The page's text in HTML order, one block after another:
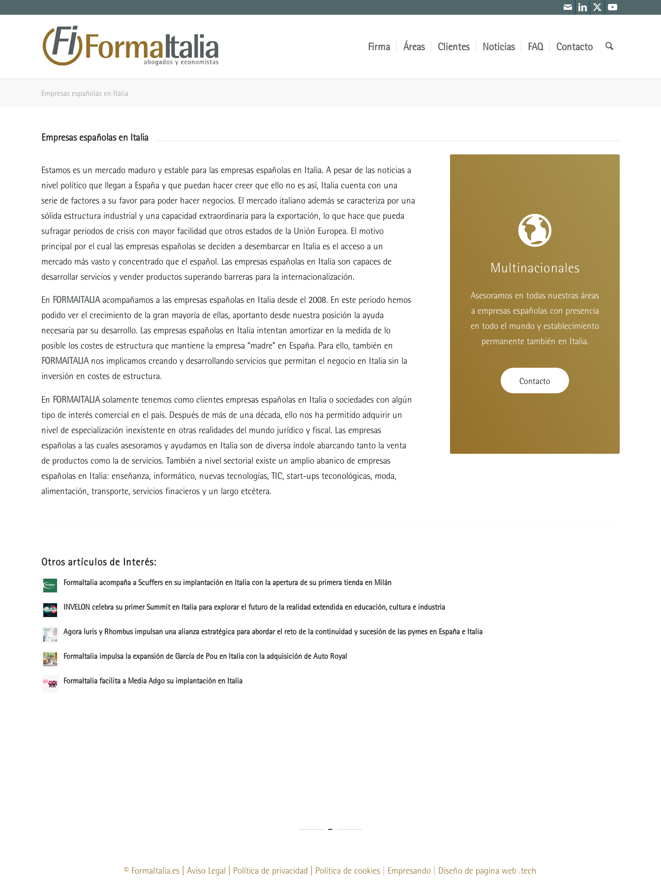
Firma Áreas Clientes Noticias FAQ Contacto
Empresas españolas en Italia
Empresas españolas en Italia
Estamos es un mercado maduro y estable para las empresas españolas en Italia. A pesar de las noticias a
nivel político que llegan a España y que puedan hacer creer que ello no es así, Italia cuenta con una
serie de factores a su favor para poder hacer negocios. El mercado italiano además se caracteriza por una
sólida estructura industrial y una capacidad extraordinaria para la exportación, lo que hace que pueda
sufragar periodos de crisis con mayor facilidad que otros estados de la Unión Europea. El motivo
principal por el cual las empresas españolas se deciden a desembarcar en Italia es el acceso a un
mercado más vasto y concentrado que el español. Las empresas españolas en Italia son capaces de
desarrollar servicios y vender productos superando barreras para la internacionalización.
En FORMAITALIAacompañamos a las empresas españolas en Italia desde el 2008. En este periodo hemos
podido ver el crecimiento de la gran mayoría de ellas, aportanto desde nuestra posición la ayuda
necesaria par su desarrollo. Las empresas españolas en Italia intentan amortizar en la medida de lo
posible los costes de estructura que mantiene la empresa “madre” en España. Para ello, también en
FORMAITALIAnos implicamos creando y desarrollando servicios que permitan el negocio en Italia sin la
inversión en costes de estructura.
En FORMAITALIAsolamente tenemos como clientes empresas españolas en Italia o sociedades con algún
tipo de interés comercial en el país. Después de más de una década, ello nos ha permitido adquirir un
nivel de especialización inexistente en otras realidades del mundo jurídico y fiscal. Las empresas
españolas a las cuales asesoramos y ayudamos en Italia son de diversa índole abarcando tanto la venta
de productos como la de servicios. También a nivel sectorial existe un amplio abanico de empresas
españolas en Italia: enseñanza, informático, nuevas tecnologías, TIC, start-ups teconológicas, moda,
alimentación, transporte, servicios finacieros y un largo etcétera.
Multinacionales
Asesoramos en todas nuestras áreas
a empresas españolas con presencia
en todo el mundo y establecimiento
permanente también en Italia.
Contacto
Otros artículos de Interés:
FormaItalia acompaña a Scuffers en su implantación en Italia con la apertura de su primera tienda en Milán
INVELON celebra su primer Summit en Italia para explorar el futuro de la realidad extendida en educación, cultura e industria
Agora Iuris y Rhombus impulsan una alianza estratégica para abordar el reto de la continuidad y sucesión de las pymes en España e Italia
FormaItalia impulsa la expansión de García de Pou en Italia con la adquisición de Auto Royal
FormaItalia facilita a Media Adgo su implantación en Italia
© FormaItalia.es Aviso Legal Política de privacidad Política de cookies Empresando Diseño de pagina web .tech